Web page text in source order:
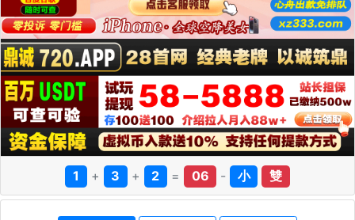
1 + 3 + 2 = 06 - 小 雙